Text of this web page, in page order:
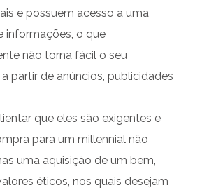
e possuem acesso a uma
informações, o que
não torna fácil o seu
partir de anúncios, publicidades
que eles são exigentes e
para um millennial não
uma aquisição de um bem,
éticos, nos quais desejam